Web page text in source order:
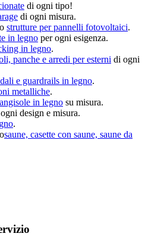
di ogni tipo!
di ogni misura.
strutture per pannelli fotovoltaici.
in legno per ogni esigenza.
in legno.
panche e arredi per esterni di ogni
e guardrails in legno.
metalliche.
in legno su misura.
design e misura.
.
saune, casette con saune, saune da